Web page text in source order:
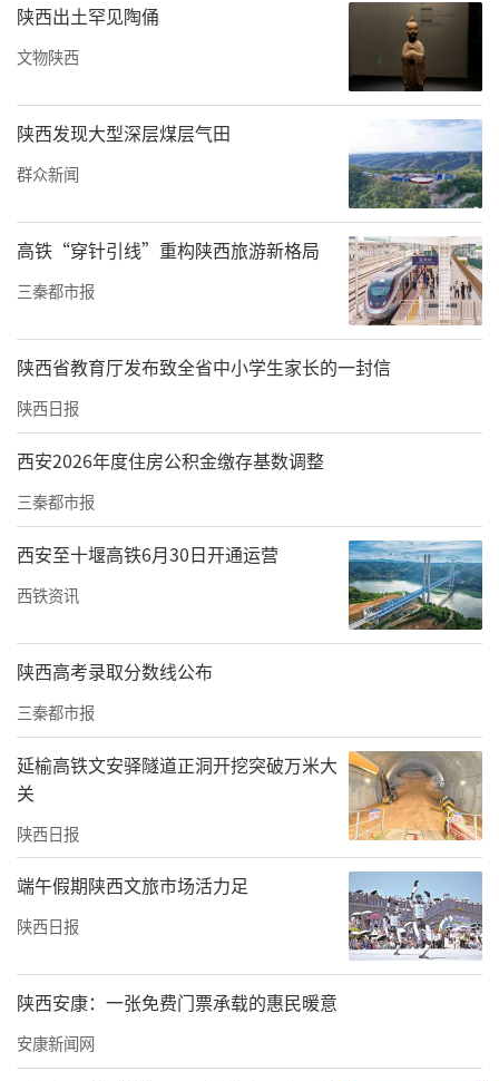
10月30日早，经过各区、县海选、各地市决
赛，层层选拔出的象棋高手会师于小雁塔脚
下。小雁塔是第一批全国重点文物保护单位，
其作为唐代佛教建筑艺术遗产，也是佛教传入
中原地区并融入汉族文化的标志性建筑。安仁
坊遗址公园也是体彩吉祥物乐小星进驻的景区
之一。
本次陕西赛区总决赛为期一天半，由开幕式、
选手对弈、颁奖仪式三个部分组成，参赛选手
对弈采用积分编排制，在完成7轮比赛后，根据
积分由高到低依次排名。
陕西出土罕见陶俑
文物陕西
陕西发现大型深层煤层气田
群众新闻
高铁“穿针引线”重构陕西旅游新格局
三秦都市报
陕西省教育厅发布致全省中小学生家长的一封信
陕西日报
西安2026年度住房公积金缴存基数调整
三秦都市报
西安至十堰高铁6月30日开通运营
西铁资讯
陕西高考录取分数线公布
三秦都市报
延榆高铁文安驿隧道正洞开挖突破万米大
关
陕西日报
端午假期陕西文旅市场活力足
陕西日报
陕西安康：一张免费门票承载的惠民暖意
安康新闻网